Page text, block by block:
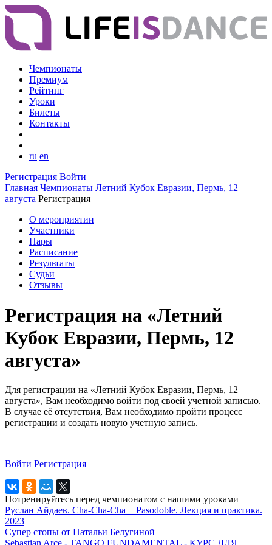
Чемпионаты
Премиум
Рейтинг
Уроки
Билеты
Контакты
ru en
Регистрация Войти
Главная Чемпионаты Летний Кубок Евразии, Пермь, 12
августа Регистрация
О мероприятии
Участники
Пары
Расписание
Результаты
Судьи
Отзывы
Регистрация на «Летний
Кубок Евразии, Пермь, 12
августа»
Для регистрации на «Летний Кубок Евразии, Пермь, 12
августа», Вам необходимо войти под своей учетной записью.
В случае её отсутствия, Вам необходимо пройти процесс
регистрации и создать новую учетную запись.
Войти Регистрация
Потренируйтесь перед чемпионатом с нашими уроками
Руслан Айдаев. Cha-Cha-Cha + Pasodoble. Лекция и практика.
2023
Супер стопы от Натальи Белугиной